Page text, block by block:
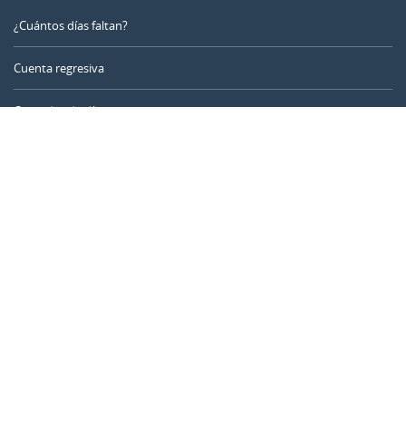
¿Cuántos días faltan?
Cuenta regresiva
Contador de días